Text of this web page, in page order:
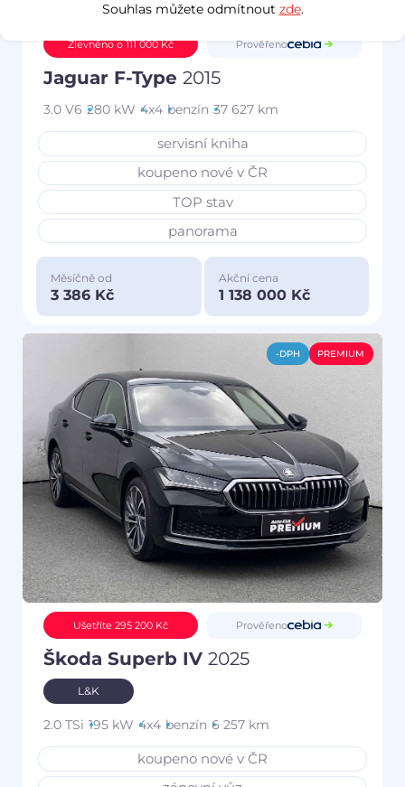
Zlevněno o 111 000 Kč Prověřeno
Jaguar F-Type 2015
3.0 V6 280 kW 4x4 benzín 37 627 km
servisní kniha
koupeno nové v ČR
TOP stav
panorama
Měsíčně od
3 386 Kč
Akční cena
1 138 000 Kč
-DPH PREMIUM
Ušetříte 295 200 Kč Prověřeno
Škoda Superb IV 2025
L&K
2.0 TSi 195 kW 4x4 benzín 6 257 km
koupeno nové v ČR
Souhlas můžete odmítnout zde.